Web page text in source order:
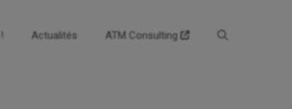
Actualités ATM Consulting